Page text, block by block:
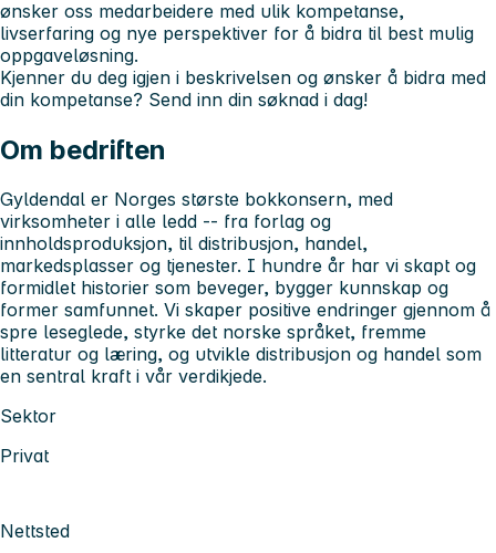
ønsker oss medarbeidere med ulik kompetanse,
livserfaring og nye perspektiver for å bidra til best mulig
oppgaveløsning.
Kjenner du deg igjen i beskrivelsen og ønsker å bidra med
din kompetanse? Send inn din søknad i dag!
Om bedriften
Gyldendal er Norges største bokkonsern, med
virksomheter i alle ledd -- fra forlag og
innholdsproduksjon, til distribusjon, handel,
markedsplasser og tjenester. I hundre år har vi skapt og
formidlet historier som beveger, bygger kunnskap og
former samfunnet. Vi skaper positive endringer gjennom å
spre leseglede, styrke det norske språket, fremme
litteratur og læring, og utvikle distribusjon og handel som
en sentral kraft i vår verdikjede.
Sektor
Privat
Nettsted